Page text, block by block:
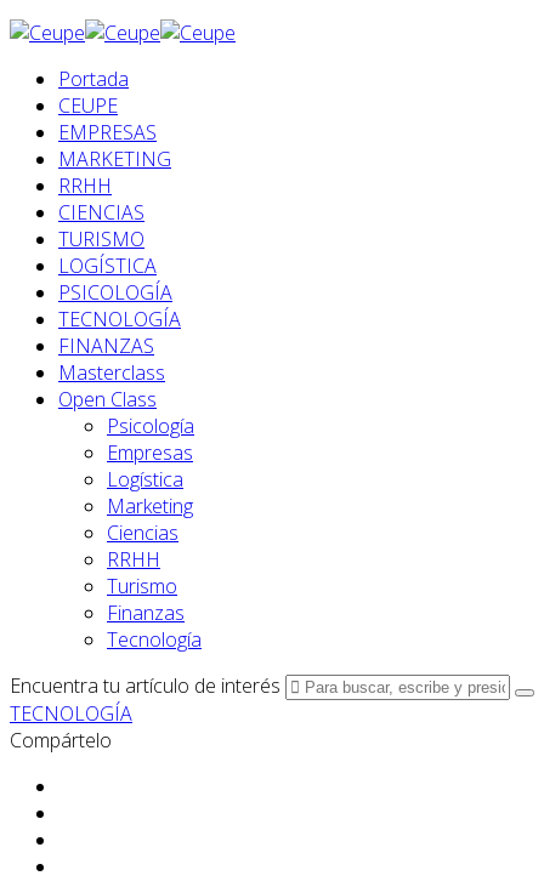
Portada
CEUPE
EMPRESAS
MARKETING
RRHH
CIENCIAS
TURISMO
LOGÍSTICA
PSICOLOGÍA
TECNOLOGÍA
FINANZAS
Masterclass
Open Class
Psicología
Empresas
Logística
Marketing
Ciencias
RRHH
Turismo
Finanzas
Tecnología
Encuentra tu artículo de interés
TECNOLOGÍA
Compártelo